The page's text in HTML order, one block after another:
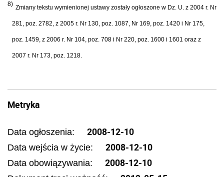
8) Zmiany tekstu wymienionej ustawy zostały ogłoszone w Dz. U. z 2004 r. Nr
281, poz. 2782, z 2005 r. Nr 130, poz. 1087, Nr 169, poz. 1420 i Nr 175,
poz. 1459, z 2006 r. Nr 104, poz. 708 i Nr 220, poz. 1600 i 1601 oraz z
2007 r. Nr 173, poz. 1218.
Metryka
Data ogłoszenia: 2008-12-10
Data wejścia w życie: 2008-12-10
Data obowiązywania: 2008-12-10